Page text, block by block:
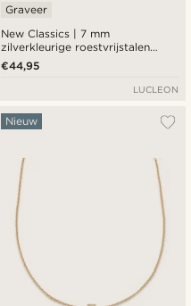
New Classics | 7 mm
zilverkleurige roestvrijstalen
paperclip- en kralenketting
Graveer
€44,95
LUCLEON
Nieuw